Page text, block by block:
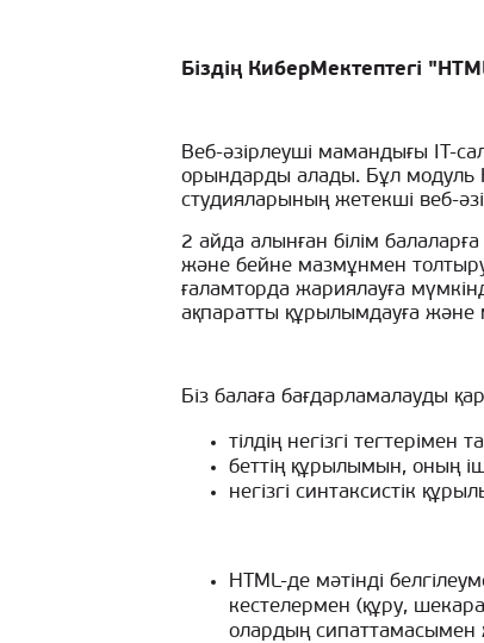
Біздің КиберМектептегі
Веб-әзірлеуші мамандығы IT-
орындарды алады. Бұл модуль
студияларының жетекші веб-
2 айда алынған білім
және бейне мазмұнмен
ғаламторда жариялауға
ақпаратты құрылымдауға және
Біз балаға бағдарламалауды
тілдің негізгі тегтерімен
беттің құрылымын, оның
негізгі синтаксистік
HTML-де мәтінді
кестелермен (құру,
олардың